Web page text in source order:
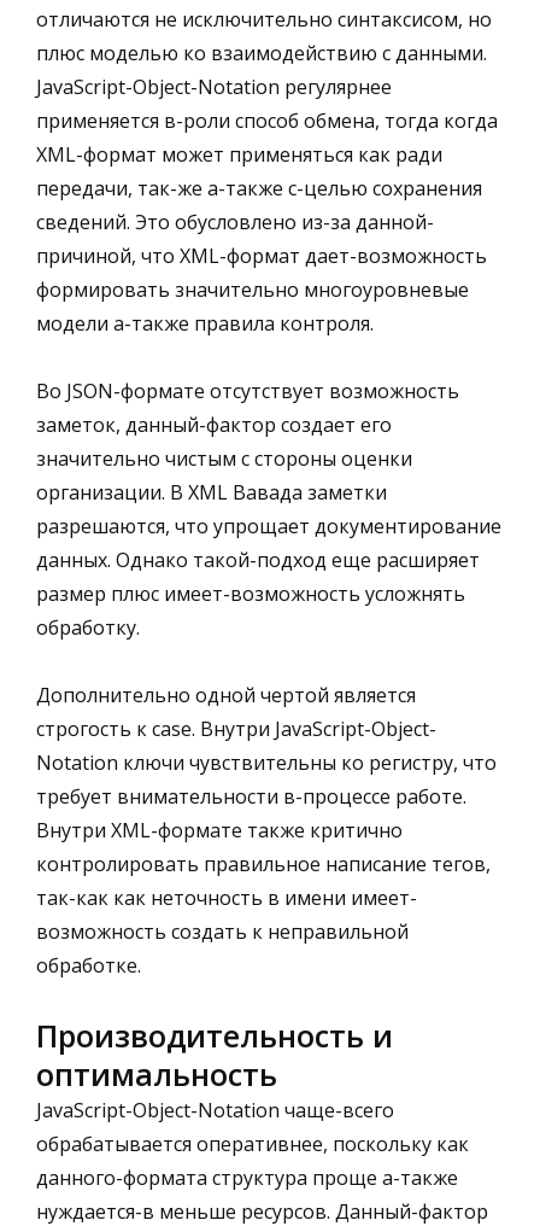
отличаются не исключительно синтаксисом, но
плюс моделью ко взаимодействию с данными.
JavaScript-Object-Notation регулярнее
применяется в-роли способ обмена, тогда когда
XML-формат может применяться как ради
передачи, так-же а-также с-целью сохранения
сведений. Это обусловлено из-за данной-
причиной, что XML-формат дает-возможность
формировать значительно многоуровневые
модели а-также правила контроля.
Во JSON-формате отсутствует возможность
заметок, данный-фактор создает его
значительно чистым с стороны оценки
организации. В XML Вавада заметки
разрешаются, что упрощает документирование
данных. Однако такой-подход еще расширяет
размер плюс имеет-возможность усложнять
обработку.
Дополнительно одной чертой является
строгость к case. Внутри JavaScript-Object-
Notation ключи чувствительны ко регистру, что
требует внимательности в-процессе работе.
Внутри XML-формате также критично
контролировать правильное написание тегов,
так-как как неточность в имени имеет-
возможность создать к неправильной
обработке.
Производительность и
оптимальность
JavaScript-Object-Notation чаще-всего
обрабатывается оперативнее, поскольку как
данного-формата структура проще а-также
нуждается-в меньше ресурсов. Данный-фактор